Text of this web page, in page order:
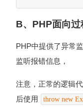
B、PHP面向过
PHP中提供了异常
监听报错信息，
注意，正常的逻辑
后使用
throw new